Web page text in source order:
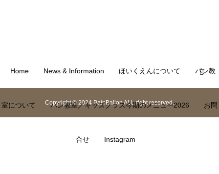
Home News & Information ほいくえんについて パン教
室について パン教室／キッズクラス今期のメニュー2026 お問
合せ Instagram
Copyright © 2024 PainBallon ALL right reserved.